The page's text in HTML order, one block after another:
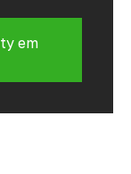
em